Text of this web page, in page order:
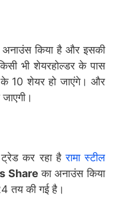
किया है और इसकी
भी शेयरहोल्डर के पास
10 शेयर हो जाएंगे। और
कर रहा हैरामा स्टील
Shareका अनाउंस किया
तय की गई है।